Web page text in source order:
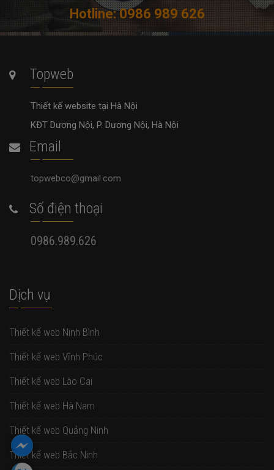
Hotline: 0986 989 626
Topweb
Thiết kế website tại Hà Nội
KĐT Dương Nội, P. Dương Nội, Hà Nội
Email
topwebco@gmail.com
Số điện thoại
0986.989.626
Dịch vụ
Thiết kế web Ninh Bình
Thiết kế web Vĩnh Phúc
Thiết kế web Lào Cai
Thiết kế web Hà Nam
Thiết kế web Quảng Ninh
Thiết kế web Bắc Ninh